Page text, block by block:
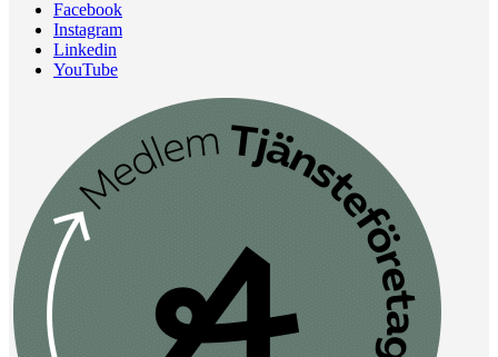
Facebook
Instagram
Linkedin
YouTube